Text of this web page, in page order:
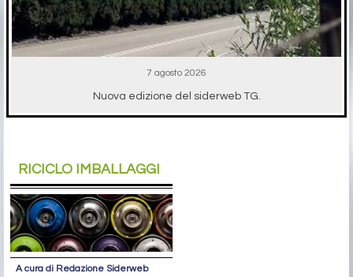
7 agosto 2026
Nuova edizione del siderweb TG.
RICICLO IMBALLAGGI
A cura di Redazione Siderweb